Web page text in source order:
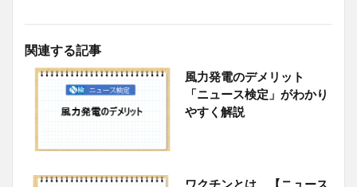
関連する記事
風力発電のデメリット
「ニュース検定」がわかり
やすく解説
ワクチンとは 【ニュース